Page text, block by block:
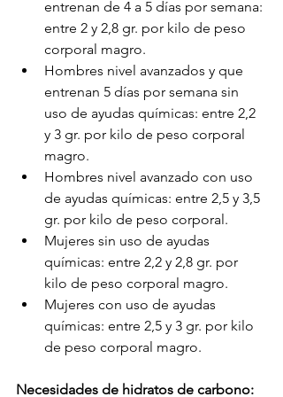
entrenan de 4 a 5 días por semana:
entre 2 y 2,8 gr. por kilo de peso
corporal magro.
Hombres nivel avanzados y que
entrenan 5 días por semana sin
uso de ayudas químicas: entre 2,2
y 3 gr. por kilo de peso corporal
magro.
Hombres nivel avanzado con uso
de ayudas químicas: entre 2,5 y 3,5
gr. por kilo de peso corporal.
Mujeres sin uso de ayudas
químicas: entre 2,2 y 2,8 gr. por
kilo de peso corporal magro.
Mujeres con uso de ayudas
químicas: entre 2,5 y 3 gr. por kilo
de peso corporal magro.
Necesidades de hidratos de carbono: